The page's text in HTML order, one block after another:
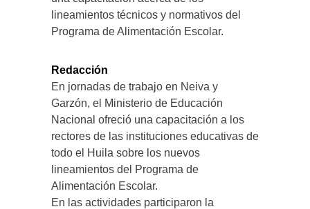
lineamientos técnicos y normativos del
Programa de Alimentación Escolar.
Redacción
En jornadas de trabajo en Neiva y
Garzón, el Ministerio de Educación
Nacional ofreció una capacitación a los
rectores de las instituciones educativas de
todo el Huila sobre los nuevos
lineamientos del Programa de
Alimentación Escolar.
En las actividades participaron la